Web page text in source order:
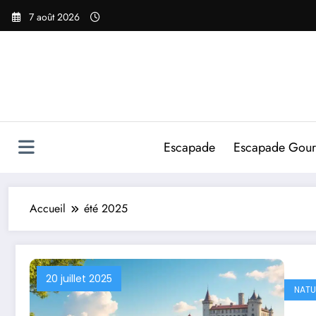
Aller
7 août 2026
Escapade Escapade
Accueil été 2025
20 juillet 2025